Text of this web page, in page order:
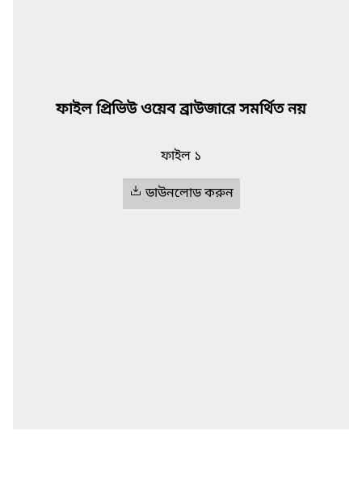
ফাইল প্রিভিউ ওয়েব ব্রাউজারে সমর্থিত নয়
ফাইল ১
ডাউনলোড করুন